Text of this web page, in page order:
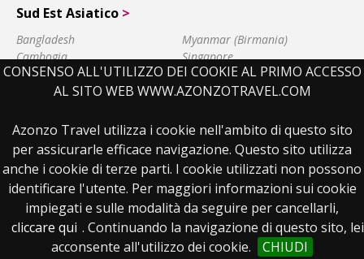
CONSENSO ALL'UTILIZZO DEI COOKIE AL PRIMO ACCESSO
AL SITO WEB WWW.AZONZOTRAVEL.COM
Azonzo Travel utilizza i cookie nell'ambito di questo sito
per assicurarle efficace navigazione. Questo sito utilizza
anche i cookie di terze parti. I cookie utilizzati non possono
identificare l'utente. Per maggiori informazioni sui cookie
impiegati e sulle modalità da seguire per cancellarli,
cliccare qui . Continuando la navigazione di questo sito, lei
acconsente all'utilizzo dei cookie.
CHIUDI
Sud Est Asiatico >
Bangladesh
Cambogia
Filippine
Myanmar (Birmania)
Singapore
Sri Lanka
Turkmenistan
Tutte Le Destinazioni In Sud Est Asiatico
CONTATTACI MAPPA DEL SITO MAPPA VIAGGI
LINK UTILI
SITI AMICI
TERMINI E CONDIZIONI CREDITS PRIVACY
© 2004-2026 Azonzo Travel S.r.l | P.I. 04487440960 | Sede società: Via Gaetano
Previati, 9 - 20149 Milano | Uff. Registro delle imprese di Milano - REA 1751553 |